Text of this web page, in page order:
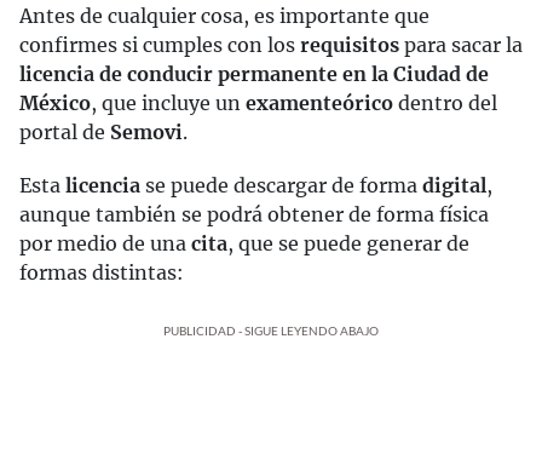
Antes de cualquier cosa, es importante que
confirmes si cumples con los requisitos para sacar la
licencia de conducir permanente en la Ciudad de
México, que incluye un examenteórico dentro del
portal de Semovi.
Esta licencia se puede descargar de forma digital,
aunque también se podrá obtener de forma física
por medio de una cita, que se puede generar de
formas distintas:
PUBLICIDAD - SIGUE LEYENDO ABAJO